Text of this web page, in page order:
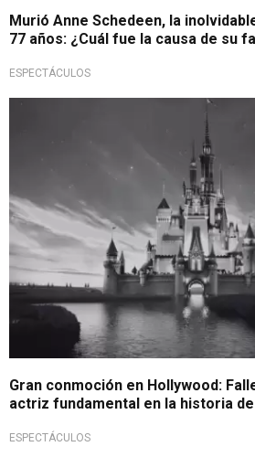
Murió Anne Schedeen, la
77 años: ¿Cuál fue la causa de su
ESPECTÁCULOS
Gran conmoción en Hollywood:
actriz fundamental en la historia
ESPECTÁCULOS